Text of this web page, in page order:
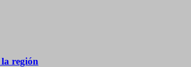
región